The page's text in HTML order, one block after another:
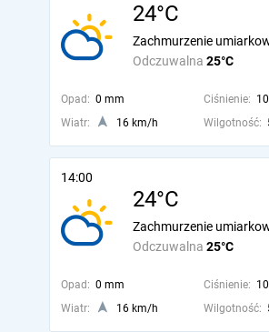
24°C
Odczuwalna 25°C
Zachmurzenie
Opad: 0 mm Ciśnienie:
Wiatr:
16 km/h Wilgotność:
14:00
24°C
Odczuwalna 25°C
Zachmurzenie
Opad: 0 mm Ciśnienie:
Wiatr:
16 km/h Wilgotność: